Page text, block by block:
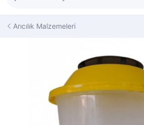
Arıcılık Malzemeleri